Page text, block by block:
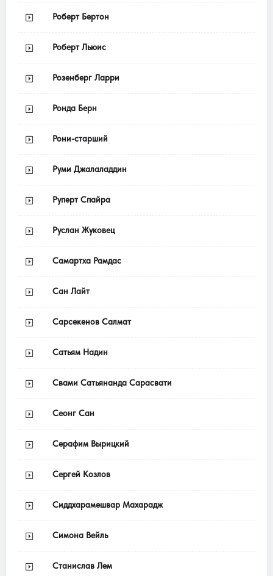
Роберт Бертон
Роберт Льюис
Розенберг Ларри
Ронда Берн
Рони-старший
Руми Джалаладдин
Руперт Спайра
Руслан Жуковец
Самартха Рамдас
Сан Лайт
Сарсекенов Салмат
Сатьям Надин
Свами Сатьянанда Сарасвати
Сеонг Сан
Серафим Вырицкий
Сергей Козлов
Сиддхарамешвар Махарадж
Симона Вейль
Станислав Лем